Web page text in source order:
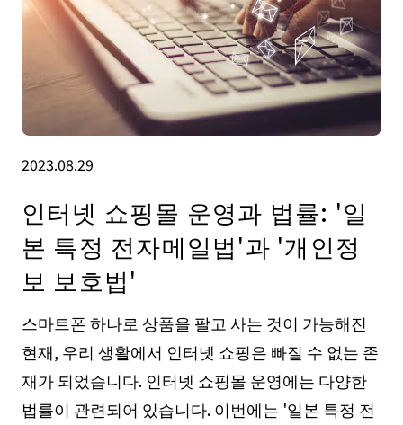
2023.08.29
인터넷 쇼핑몰 운영과 법률: '일
본 특정 전자메일법'과 '개인정
보 보호법'
스마트폰 하나로 상품을 팔고 사는 것이 가능해진
현재, 우리 생활에서 인터넷 쇼핑은 빠질 수 없는 존
재가 되었습니다. 인터넷 쇼핑몰 운영에는 다양한
법률이 관련되어 있습니다. 이번에는 '일본 특정 전